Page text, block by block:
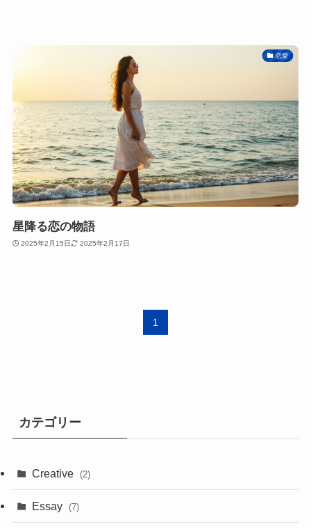
恋愛
星降る恋の物語
2025年2月15日 2025年2月17日
1
カテゴリー
Creative (2)
Essay (7)